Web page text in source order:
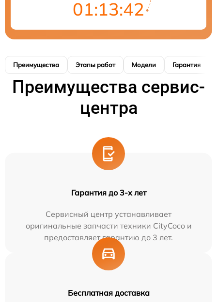
01:13:41
Преимущества Этапы работ Модели Гарантия
Преимущества сервис-
центра
Гарантия до 3-х лет
Сервисный центр устанавливает
оригинальные запчасти техники CityCoco и
предоставляет гарантию до 3 лет.
Бесплатная доставка